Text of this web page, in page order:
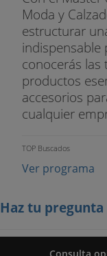
Moda y
estructurar
indispensable
conocerás las
productos
accesorios
cualquier
TOP Buscados
Ver programa
Haz tu pregunta